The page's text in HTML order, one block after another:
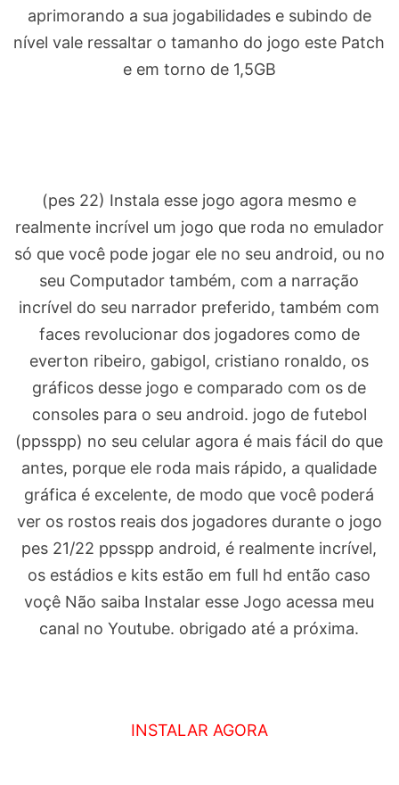
aprimorando a sua jogabilidades e subindo de
nível vale ressaltar o tamanho do jogo este Patch
e em torno de 1,5GB
(pes 22) Instala esse jogo agora mesmo e
realmente incrível um jogo que roda no emulador
só que você pode jogar ele no seu android, ou no
seu Computador também, com a narração
incrível do seu narrador preferido, também com
faces revolucionar dos jogadores como de
everton ribeiro, gabigol, cristiano ronaldo, os
gráficos desse jogo e comparado com os de
consoles para o seu android. jogo de futebol
(ppsspp) no seu celular agora é mais fácil do que
antes, porque ele roda mais rápido, a qualidade
gráfica é excelente, de modo que você poderá
ver os rostos reais dos jogadores durante o jogo
pes 21/22 ppsspp android, é realmente incrível,
os estádios e kits estão em full hd então caso
voçê Não saiba Instalar esse Jogo acessa meu
canal no Youtube. obrigado até a próxima.
INSTALAR AGORA